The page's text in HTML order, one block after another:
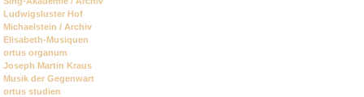
Ludwigsluster Hof
Michaelstein / Archiv
Elisabeth-Musiquen
ortus organum
Joseph Martin Kraus
Musik der Gegenwart
ortus studien